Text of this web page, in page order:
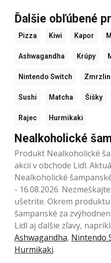
Ďalšie obľúbené
Pizza Kiwi Kapor
Ashwagandha Krúpy
Nintendo Switch
Sushi Matcha Šišky
Rajec Hurmikaki
Nealkoholické
Produkt Nealkoholické
akcii v obchode Lidl.
Nealkoholické
- 16.08.2026.
ušetrite. Okrem
šampanské za
Lidl aj ďalšie zľavy,
Ashwagandha, Nintendo
Hurmikaki.